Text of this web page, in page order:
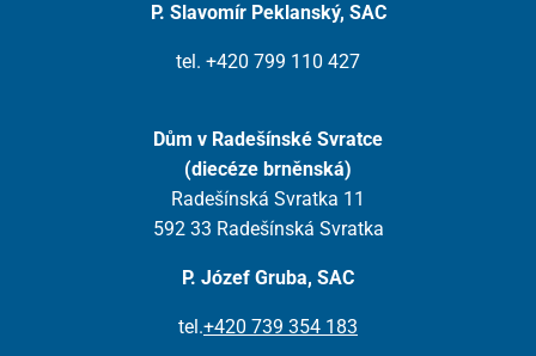
P. Slavomír Peklanský, SAC
tel. +420 799 110 427
Dům v Radešínské Svratce
(diecéze brněnská)
Radešínská Svratka 11
592 33 Radešínská Svratka
P. Józef Gruba, SAC
tel.+420 739 354 183